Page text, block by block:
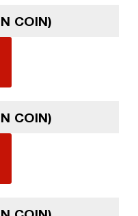
COIN)
COIN)